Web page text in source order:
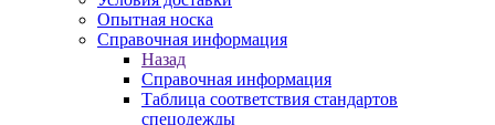
Опытная носка
Справочная информация
Назад
Справочная информация
Таблица соответствия стандартов
спецодежды